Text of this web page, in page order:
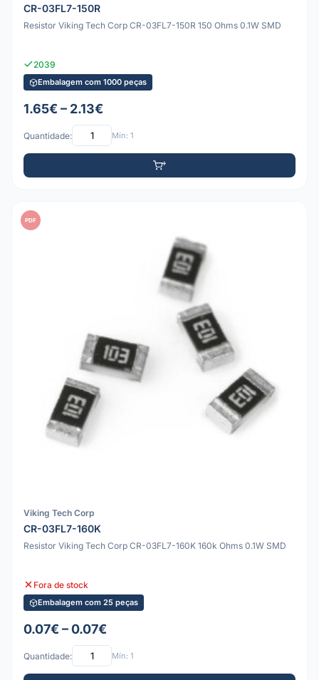
CR-03FL7-150R
Resistor Viking Tech Corp CR-03FL7-150R 150 Ohms 0.1W SMD
2039
Embalagem com 1000 peças
1.65€ – 2.13€
Quantidade: Mín: 1
PDF
Viking Tech Corp
CR-03FL7-160K
Resistor Viking Tech Corp CR-03FL7-160K 160k Ohms 0.1W SMD
Fora de stock
Embalagem com 25 peças
0.07€ – 0.07€
Quantidade: Mín: 1